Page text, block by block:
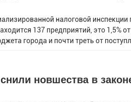
налоговой
137 предприятий, это 1,5%
города и почти треть от
новшества в